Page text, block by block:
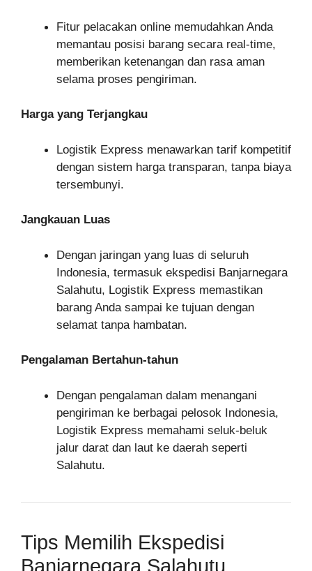
Fitur pelacakan online memudahkan Anda
memantau posisi barang secara real-time,
memberikan ketenangan dan rasa aman
selama proses pengiriman.
Harga yang Terjangkau
Logistik Express menawarkan tarif kompetitif
dengan sistem harga transparan, tanpa biaya
tersembunyi.
Jangkauan Luas
Dengan jaringan yang luas di seluruh
Indonesia, termasuk ekspedisi Banjarnegara
Salahutu, Logistik Express memastikan
barang Anda sampai ke tujuan dengan
selamat tanpa hambatan.
Pengalaman Bertahun-tahun
Dengan pengalaman dalam menangani
pengiriman ke berbagai pelosok Indonesia,
Logistik Express memahami seluk-beluk
jalur darat dan laut ke daerah seperti
Salahutu.
Tips Memilih Ekspedisi
Banjarnegara Salahutu